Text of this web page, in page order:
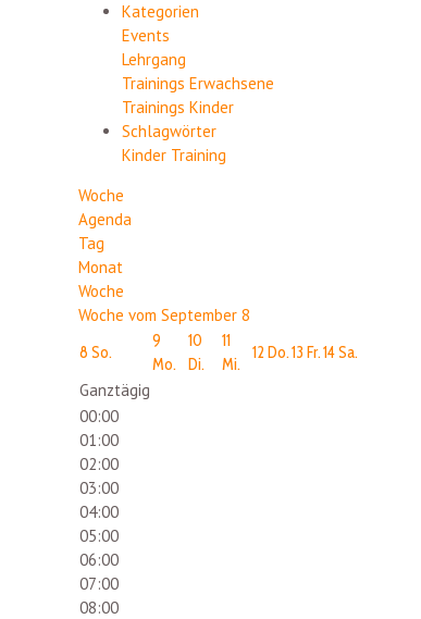
Kategorien
Events
Lehrgang
Trainings Erwachsene
Trainings Kinder
Schlagwörter
Kinder Training
Woche
Agenda
Tag
Monat
Woche
Woche vom September 8
8 So.
9
Mo.
10
Di.
11
Mi.
12 Do.13 Fr.14Sa.
Ganztägig
00:00
01:00
02:00
03:00
04:00
05:00
06:00
07:00
08:00